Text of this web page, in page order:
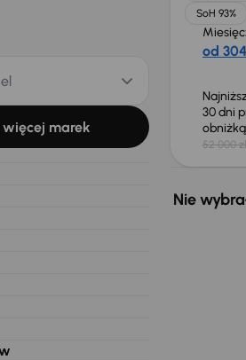
więcej marek
SoH 93%
od
30 dni
obniżką
52 000 zł
Nie